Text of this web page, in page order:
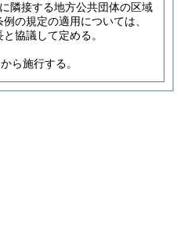
隣接する地方公共団体の区域
の規定の適用については、
協議して定める。
ら施行する。